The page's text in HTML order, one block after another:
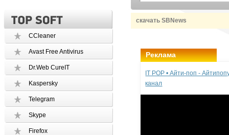
скачать SBNews
CCleaner
Avast Free Antivirus
Dr.Web CureIT
Kaspersky
Telegram
Skype
Firefox
Реклама
IT POP • Айти-поп -
канал